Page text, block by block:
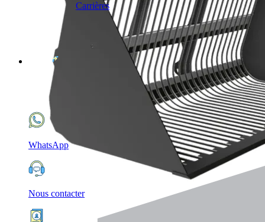
Carrières
WhatsApp
Nous contacter